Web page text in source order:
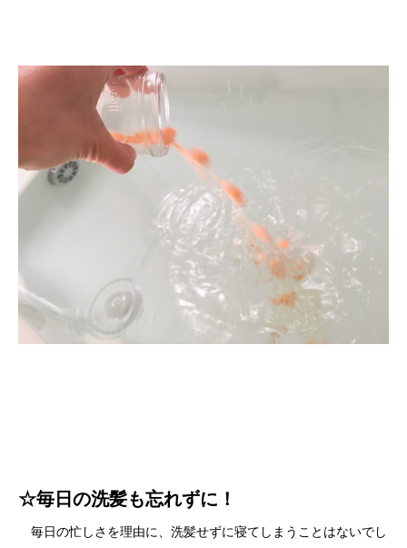
☆毎日の洗髪も忘れずに！
毎日の忙しさを理由に、洗髪せずに寝てしまうことはないでし